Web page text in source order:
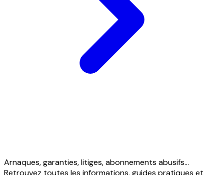
Arnaques, garanties, litiges, abonnements abusifs...
Retrouvez toutes les informations, guides pratiques et